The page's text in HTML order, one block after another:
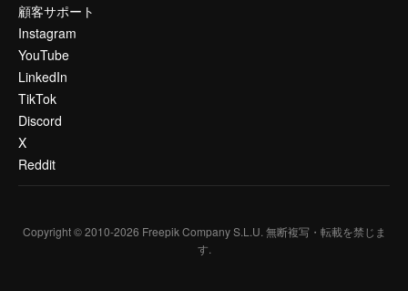
顧客サポート
Instagram
YouTube
LinkedIn
TikTok
Discord
X
Reddit
Copyright © 2010-2026 Freepik Company S.L.U. 無断複写・転載を禁じま
す.